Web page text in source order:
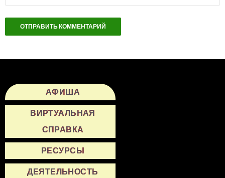
АФИША
ВИРТУАЛЬНАЯ
СПРАВКА
РЕСУРСЫ
ДЕЯТЕЛЬНОСТЬ